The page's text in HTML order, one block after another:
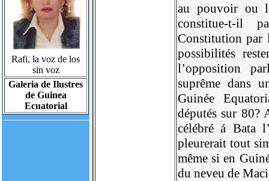
Rafi, la voz de los
sin voz
Galeria de Ilustres
de Guinea
Ecuatorial
au pouvoir ou
constitue-t-il
Constitution par
possibilités
l’opposition
suprême dans
Guinée
députés sur 80?
célébré á Bata
pleurerait tout
même si en
du neveu de